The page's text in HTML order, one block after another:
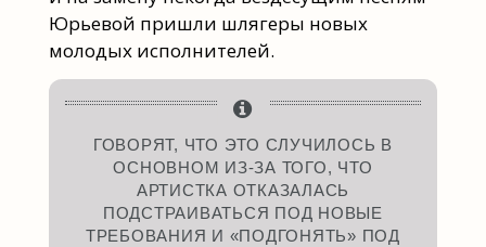
Юрьевой пришли шлягеры новых
молодых исполнителей.
ГОВОРЯТ, ЧТО ЭТО СЛУЧИЛОСЬ В
ОСНОВНОМ ИЗ-ЗА ТОГО, ЧТО
АРТИСТКА ОТКАЗАЛАСЬ
ПОДСТРАИВАТЬСЯ ПОД НОВЫЕ
ТРЕБОВАНИЯ И «ПОДГОНЯТЬ» ПОД